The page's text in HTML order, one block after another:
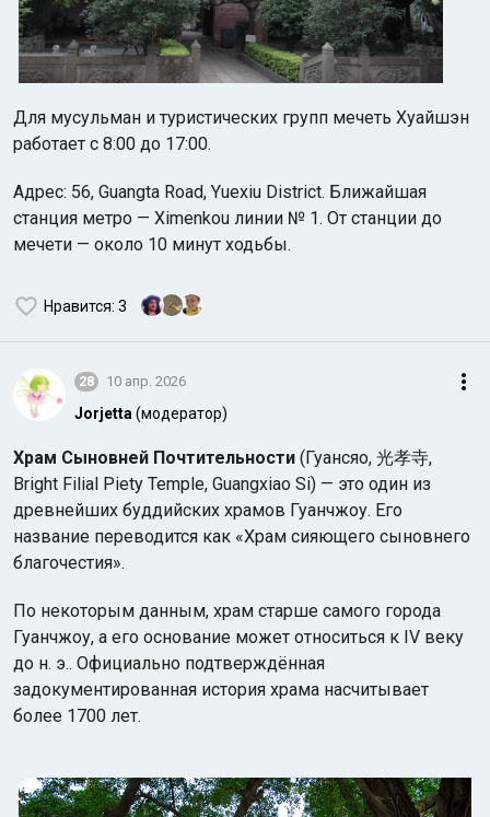
Для мусульман и туристических групп мечеть Хуайшэн
работает с 8:00 до 17:00.
Адрес: 56, Guangta Road, Yuexiu District. Ближайшая
станция метро — Ximenkou линии № 1. От станции до
мечети — около 10 минут ходьбы.
Нравится: 3
28 10 апр. 2026
Jorjetta (модератор)
Храм Сыновней Почтительности (Гуансяо, 光孝寺,
Bright Filial Piety Temple, Guangxiao Si) — это один из
древнейших буддийских храмов Гуанчжоу. Его
название переводится как «Храм сияющего сыновнего
благочестия».
По некоторым данным, храм старше самого города
Гуанчжоу, а его основание может относиться к IV веку
до н. э.. Официально подтверждённая
задокументированная история храма насчитывает
более 1700 лет.